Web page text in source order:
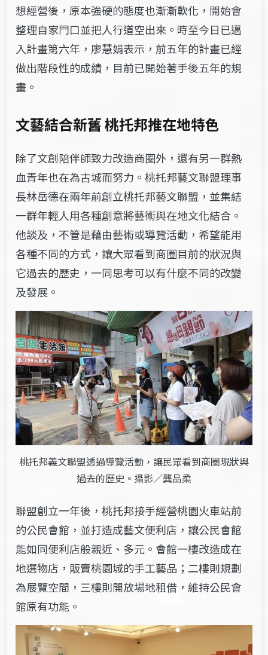
想經營後，原本強硬的態度也漸漸軟化，開始會
整理自家門口並把人行道空出來。時至今日已邁
入計畫第六年，廖慧娟表示，前五年的計畫已經
做出階段性的成績，目前已開始著手後五年的規
畫。
文藝結合新舊 桃托邦推在地特色
除了文創陪伴師致力改造商圈外，還有另一群熱
血青年也在為古城而努力。桃托邦藝文聯盟理事
長林岳德在兩年前創立桃托邦藝文聯盟，並集結
一群年輕人用各種創意將藝術與在地文化結合。
他談及，不管是藉由藝術或導覽活動，希望能用
各種不同的方式，讓大眾看到商圈目前的狀況與
它過去的歷史，一同思考可以有什麼不同的改變
及發展。
桃托邦義文聯盟透過導覽活動，讓民眾看到商圈現狀與
過去的歷史。攝影／龔品柔
聯盟創立一年後，桃托邦接手經營桃園火車站前
的公民會館，並打造成藝文便利店，讓公民會館
能如同便利店般親近、多元。會館一樓改造成在
地選物店，販賣桃園城的手工藝品；二樓則規劃
為展覽空間，三樓則開放場地租借，維持公民會
館原有功能。